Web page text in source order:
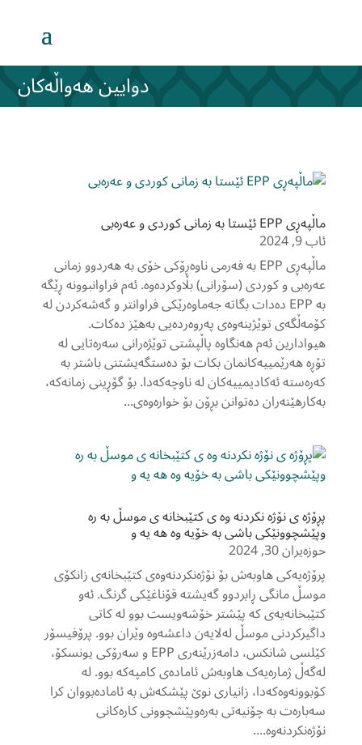
دوایین هەواڵەکان
ماڵپەڕی EPP ئێستا بە زمانی کوردی و عەرەبی
ئاب 9, 2024
ماڵپەڕی EPP بە فەرمی ناوەڕۆکی خۆی بە هەردوو زمانی
عەرەبی و کوردی (سۆرانی) بڵاوکردەوە. ئەم فراوانبوونە ڕێگە
بە EPP دەدات بگاتە جەماوەرێکی فراوانتر و گەشەکردن لە
کۆمەڵگەی توێژینەوەی پەروەردەیی بەهێز دەکات.
هیوادارین ئەم هەنگاوە پاڵپشتی توێژەرانی سەرەتایی لە
تۆڕە هەرێمییەکانمان بکات بۆ دەستگەیشتنی باشتر بە
کەرەستە ئەکادیمییەکان لە ناوچەکەدا. بۆ گۆڕینی زمانەکە،
بەکارهێنەران دەتوانن بڕۆن بۆ خوارەوەی...
پڕۆژه ی نۆژه نکردنه وه ی کتێبخانه ی موسڵ به ره
وپێشچوونێکی باشی به خۆیه وه هه یه و
حوزەیران 30, 2024
پرۆژەیەکی هاوبەش بۆ نۆژەنکردنەوەی کتێبخانەی زانکۆی
موسڵ مانگی ڕابردوو گەیشتە قۆناغێکی گرنگ. ئەو
کتێبخانەیەی کە پێشتر خۆشەویست بوو لە کاتی
داگیرکردنی موسڵ لەلایەن داعشەوە وێران بوو. پرۆفیسۆر
کێلسی شانکس، دامەزرێنەری EPP و سەرۆکی یونسکۆ،
لەگەڵ ژمارەیەک هاوبەش ئامادەی کامپەکە بوو. لە
کۆبوونەوەکەدا، زانیاری نوێ پێشکەش بە ئامادەبووان کرا
سەبارەت بە چۆنیەتی بەرەوپێشچوونی کارەکانی
نۆژەنکردنەوە....